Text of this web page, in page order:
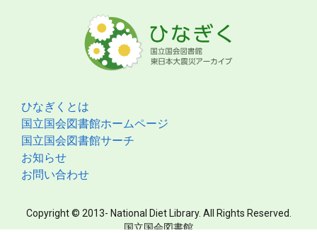
ひなぎくとは
国立国会図書館ホームページ
国立国会図書館サーチ
お知らせ
お問い合わせ
Copyright © 2013- National Diet Library. All Rights Reserved.